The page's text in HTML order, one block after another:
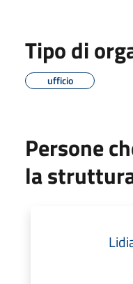
Tipo di
ufficio
Persone
la